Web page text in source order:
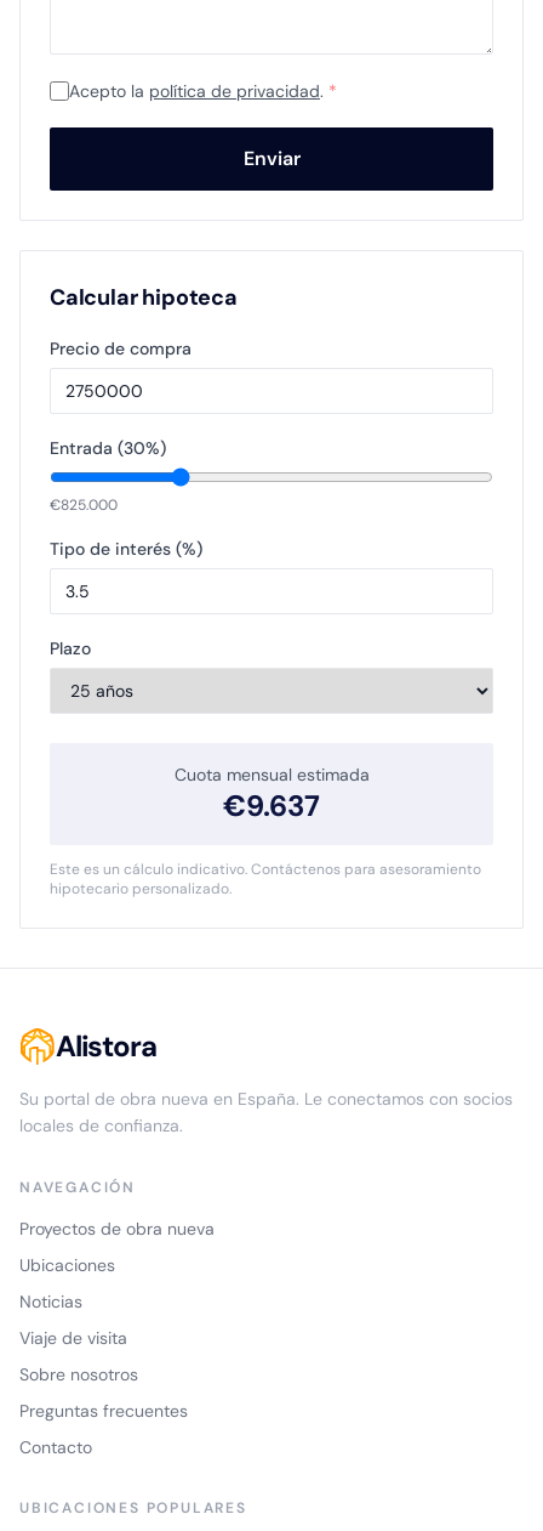
Acepto la política de privacidad. *
Enviar
Calcular hipoteca
Precio de compra
Entrada (30%)
€825.000
Tipo de interés (%)
Plazo
Cuota mensual estimada
€9.637
Este es un cálculo indicativo. Contáctenos para asesoramiento
hipotecario personalizado.
Alistora
Su portal de obra nueva en España. Le conectamos con socios
locales de confianza.
NAVEGACIÓN
Proyectos de obra nueva
Ubicaciones
Noticias
Viaje de visita
Sobre nosotros
Preguntas frecuentes
Contacto
UBICACIONES POPULARES